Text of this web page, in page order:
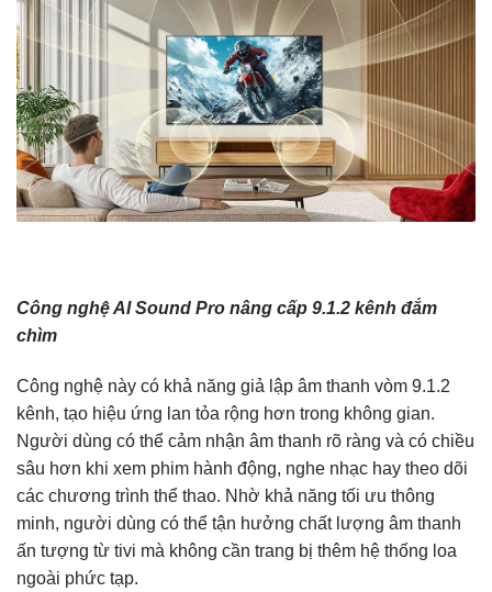
Công nghệ AI Sound Pro nâng cấp 9.1.2 kênh đắm
chìm
Công nghệ này có khả năng giả lập âm thanh vòm 9.1.2
kênh, tạo hiệu ứng lan tỏa rộng hơn trong không gian.
Người dùng có thể cảm nhận âm thanh rõ ràng và có chiều
sâu hơn khi xem phim hành động, nghe nhạc hay theo dõi
các chương trình thể thao. Nhờ khả năng tối ưu thông
minh, người dùng có thể tận hưởng chất lượng âm thanh
ấn tượng từ tivi mà không cần trang bị thêm hệ thống loa
ngoài phức tạp.